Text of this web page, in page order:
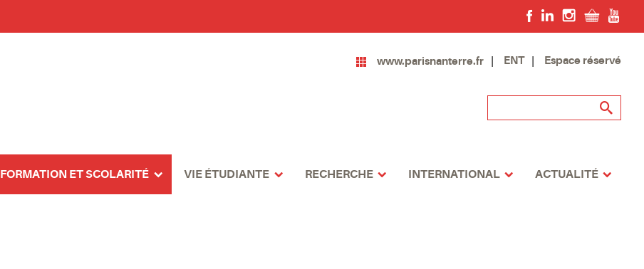
www.parisnanterre.fr ENT Espace réservé
FORMATION ET SCOLARITÉ VIE ÉTUDIANTE RECHERCHE INTERNATIONAL ACTUALITÉ